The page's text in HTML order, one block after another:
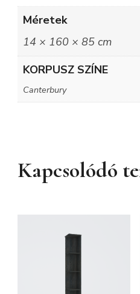
Méretek
14 × 160 × 85 cm
KORPUSZ SZÍNE
Canterbury
Kapcsolódó